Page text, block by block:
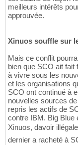
meilleurs intérêts
approuvée.
Xinuos souffle sur
Mais ce conflit
bien que SCO ait fait
à vivre sous les
et les organisations
SCO ont continué à
nouvelles sources
repris les actifs de
contre IBM. Big Blue
Xinuos, davoir
dernier a racheté à